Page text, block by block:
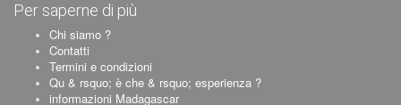
Per saperne di più
Chi siamo ?
Contatti
Termini e condizioni
Qu & rsquo; è che & rsquo; esperienza ?
informazioni Madagascar